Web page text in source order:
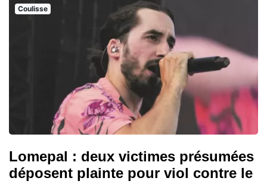
Coulisse
Lomepal : deux victimes présumées
déposent plainte pour viol contre le